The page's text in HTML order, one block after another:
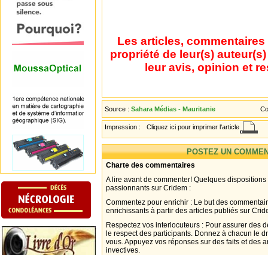
Les articles,
propriété de leur(s)
leur avis, opinion et
Source : Sahara Médias - Mauritanie
Impression : Cliquez ici pour imprimer l'article
POSTEZ UN
Charte des commentaires
A lire avant de commenter! Quelques
passionnants sur Cridem :
Commentez pour enrichir : Le but des
enrichissants à partir des articles publiés sur
Respectez vos interlocuteurs : Pour assurer des
le respect des participants. Donnez à chacun le
vous. Appuyez vos réponses sur des faits et des
invectives.